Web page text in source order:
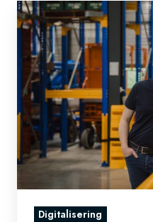
Logistiek
Digitaal
op
bezoek
bij
STL
voor
de
podcast
'STL
Toekomstpraat'
Digitalisering